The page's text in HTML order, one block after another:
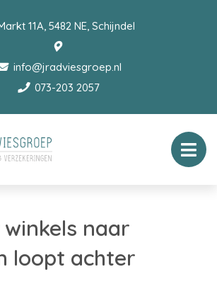
11A, 5482 NE, Schijndel
info@jradviesgroep.nl
073-203 2057
naar
loopt achter